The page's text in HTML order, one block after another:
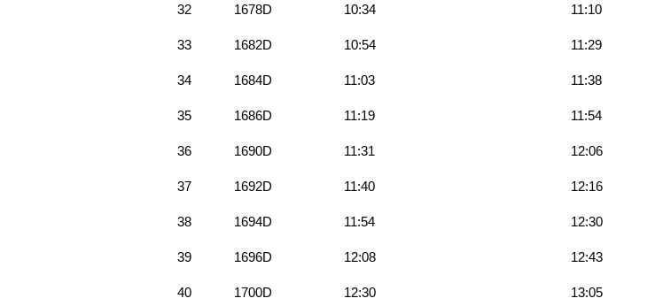
32 1678D 10:34 11:10
33 1682D 10:54 11:29
34 1684D 11:03 11:38
35 1686D 11:19 11:54
36 1690D 11:31 12:06
37 1692D 11:40 12:16
38 1694D 11:54 12:30
39 1696D 12:08 12:43
40 1700D 12:30 13:05